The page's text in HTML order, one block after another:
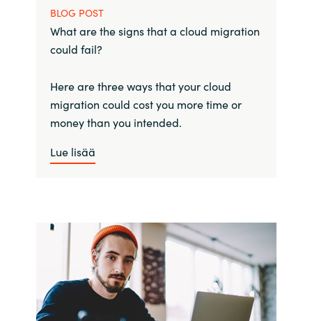
BLOG POST
What are the signs that a cloud migration
could fail?
Here are three ways that your cloud
migration could cost you more time or
money than you intended.
Lue lisää